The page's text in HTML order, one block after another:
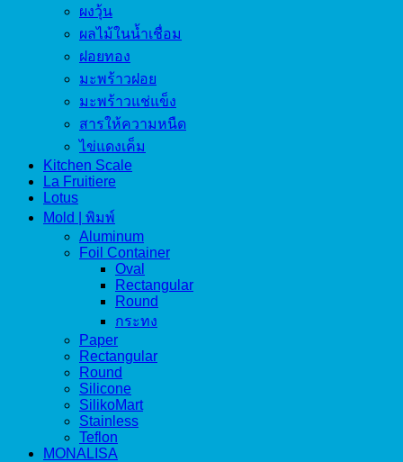
ผงวุ้น
ผลไม้ในน้ำเชื่อม
ฝอยทอง
มะพร้าวฝอย
มะพร้าวแช่แข็ง
สารให้ความหนืด
ไข่แดงเค็ม
Kitchen Scale
La Fruitiere
Lotus
Mold | พิมพ์
Aluminum
Foil Container
Oval
Rectangular
Round
กระทง
Paper
Rectangular
Round
Silicone
SilikoMart
Stainless
Teflon
MONALISA